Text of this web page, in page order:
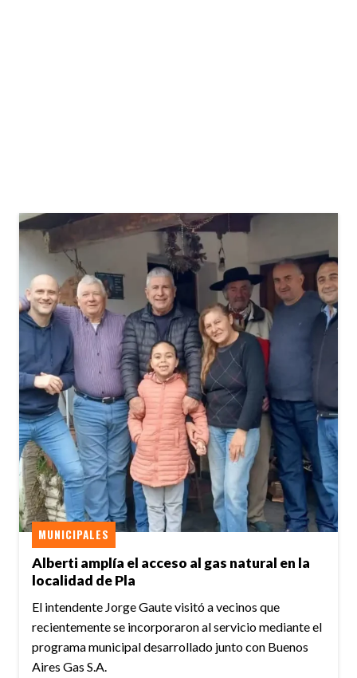
Alberti amplía el acceso al gas natural en la
localidad de Pla
MUNICIPALES
El intendente Jorge Gaute visitó a vecinos que
recientemente se incorporaron al servicio mediante el
programa municipal desarrollado junto con Buenos
Aires Gas S.A.